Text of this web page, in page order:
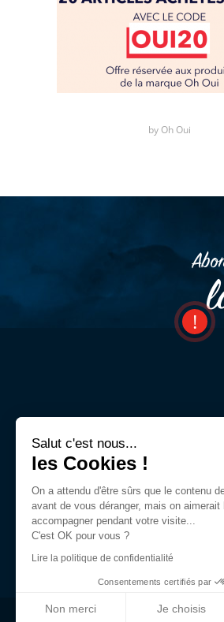
by Oh Oui
Salut c'est nous...
les Cookies !
On a attendu d'être sûrs que le contenu
avant de vous déranger, mais on aimerait
accompagner pendant votre visite...
C'est OK pour vous ?
Lire la politique de confidentialité
Consentements certifiés par
Non merci Je choisis